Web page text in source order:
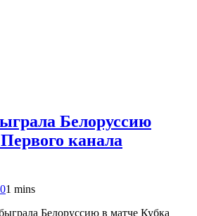
Белоруссию
канала
01 mins
Белоруссию в матче Кубка